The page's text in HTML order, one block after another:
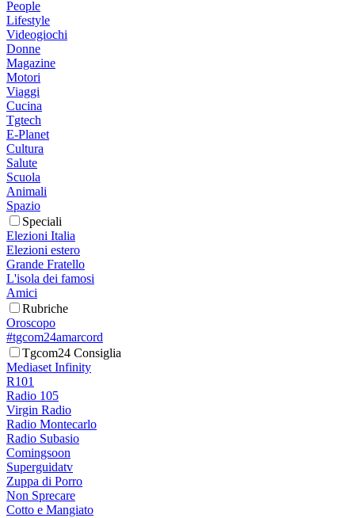
People
Lifestyle
Videogiochi
Donne
Magazine
Motori
Viaggi
Cucina
Tgtech
E-Planet
Cultura
Salute
Scuola
Animali
Spazio
Speciali
Elezioni Italia
Elezioni estero
Grande Fratello
L'isola dei famosi
Amici
Rubriche
Oroscopo
#tgcom24amarcord
Tgcom24 Consiglia
Mediaset Infinity
R101
Radio 105
Virgin Radio
Radio Montecarlo
Radio Subasio
Comingsoon
Superguidatv
Zuppa di Porro
Non Sprecare
Cotto e Mangiato